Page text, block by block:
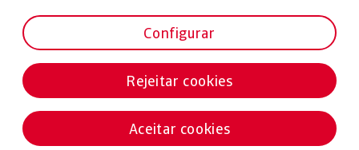
Configurar
Rejeitar cookies
Aceitar cookies